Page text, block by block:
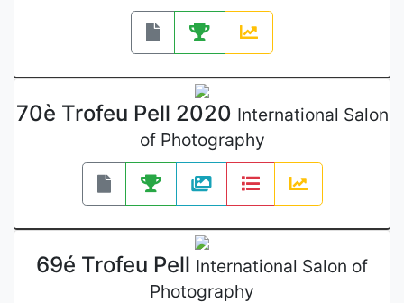
70è Trofeu Pell 2020 International Salon
of Photography
69é Trofeu Pell International Salon of
Photography